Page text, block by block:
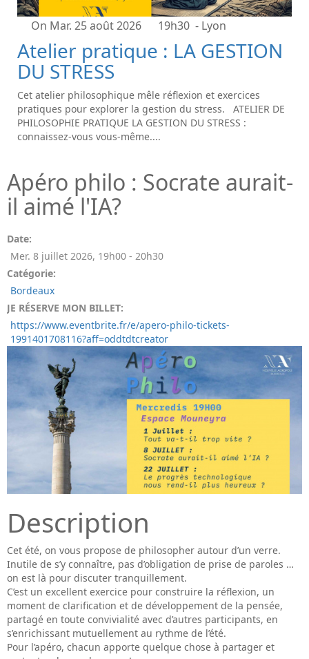
On Mar. 25 août 2026 19h30 - Lyon
Atelier pratique : LA GESTION
DU STRESS
Cet atelier philosophique mêle réflexion et exercices
pratiques pour explorer la gestion du stress. ATELIER DE
PHILOSOPHIE PRATIQUE LA GESTION DU STRESS :
connaissez-vous vous-même....
Apéro philo : Socrate aurait-
il aimé l'IA?
Date:
Mer. 8 juillet 2026, 19h00 - 20h30
Catégorie:
Bordeaux
JE RÉSERVE MON BILLET:
https://www.eventbrite.fr/e/apero-philo-tickets-
1991401708116?aff=oddtdtcreator
Description
Cet été, on vous propose de philosopher autour d’un verre.
Inutile de s’y connaître, pas d’obligation de prise de paroles …
on est là pour discuter tranquillement.
C’est un excellent exercice pour construire la réflexion, un
moment de clarification et de développement de la pensée,
partagé en toute convivialité avec d’autres participants, en
s’enrichissant mutuellement au rythme de l’été.
Pour l’apéro, chacun apporte quelque chose à partager et